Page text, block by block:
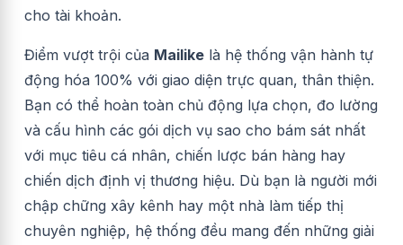
cho tài khoản.
Điểm vượt trội của Mailike là hệ thống vận hành tự
động hóa 100% với giao diện trực quan, thân thiện.
Bạn có thể hoàn toàn chủ động lựa chọn, đo lường
và cấu hình các gói dịch vụ sao cho bám sát nhất
với mục tiêu cá nhân, chiến lược bán hàng hay
chiến dịch định vị thương hiệu. Dù bạn là người mới
chập chững xây kênh hay một nhà làm tiếp thị
chuyên nghiệp, hệ thống đều mang đến những giải